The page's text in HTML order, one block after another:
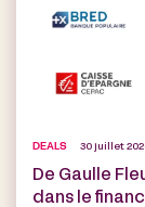
DEALS 30 juillet
De Gaulle
dans le